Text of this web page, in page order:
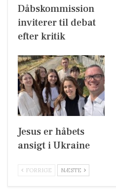
Dåbskommission
inviterer til debat
efter kritik
Jesus er håbets
ansigt i Ukraine
FORRIGE NÆSTE